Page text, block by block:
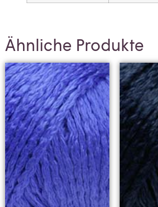
Ähnliche Produkte